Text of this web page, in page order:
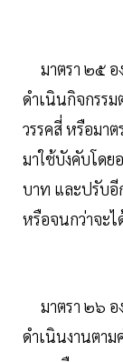
มาตรา ๒๕ อ
ดำเนินกิจกรรม
วรรคสี่ หรือมา
มาใช้บังคับโด
บาท และปรับอี
หรือจนกว่าจะ
มาตรา ๒๖ อ
ดำเนินงานตาม